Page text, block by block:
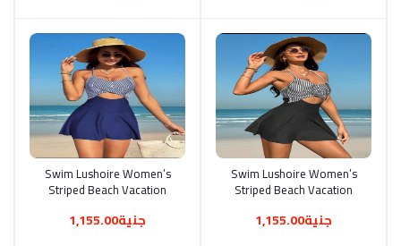
أضف إلى السلة
Swim Lushoire Women’s
Striped Beach Vacation
Chest And Criss-Cross
جنية1,155.00
أضف إلى السلة
Swim Lushoire Women’s
Striped Beach Vacation
Chest And Criss-Cross
جنية1,155.00